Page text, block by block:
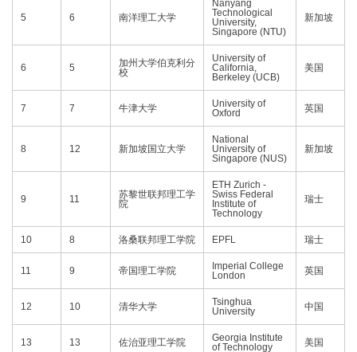
5 6 南洋理工大学
Nanyang
Technological
University,
Singapore (NTU)
新加坡
6 5
加州大学伯克利分
校
University of
California,
Berkeley (UCB)
美国
7 7 牛津大学
University of
Oxford
英国
8 12 新加坡国立大学
National
University of
Singapore (NUS)
新加坡
9 11
苏黎世联邦理工学
院
ETH Zurich -
Swiss Federal
Institute of
Technology
瑞士
10 8 洛桑联邦理工学院 EPFL 瑞士
11 9 帝国理工学院
Imperial College
London
英国
12 10 清华大学
Tsinghua
University
中国
13 13 佐治亚理工学院
Georgia Institute
of Technology
美国